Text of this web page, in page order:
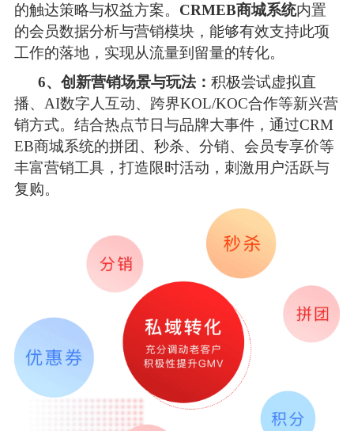
的触达策略与权益方案。 CRMEB商城系统内置
的会员数据分析与营销模块，能够有效支持此项
工作的落地，实现从流量到留量的转化。
6、创新营销场景与玩法： 积极尝试虚拟直
播、AI数字人互动、跨界KOL/KOC合作等新兴营
销方式。结合热点节日与品牌大事件，通过CRM
EB商城系统的拼团、秒杀、分销、会员专享价等
丰富营销工具，打造限时活动，刺激用户活跃与
复购。